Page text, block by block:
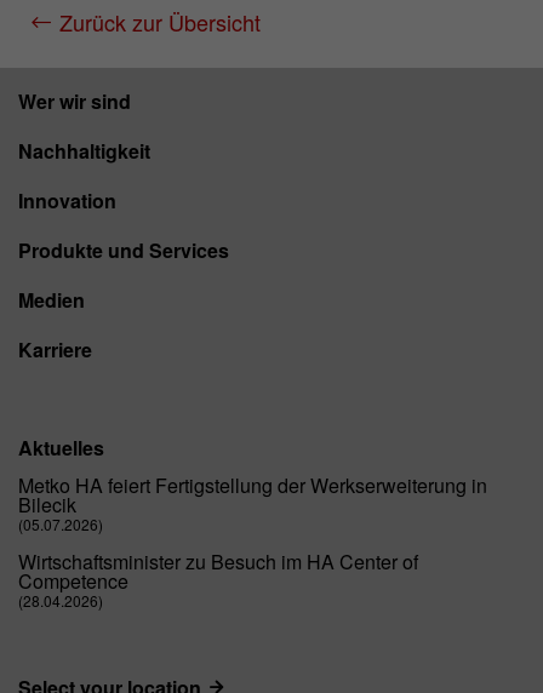
Zurück zur Übersicht
Wer wir sind
Nachhaltigkeit
Innovation
Produkte und Services
Medien
Karriere
Aktuelles
Metko HA feiert Fertigstellung der Werkserweiterung in
Bilecik
(05.07.2026)
Wirtschaftsminister zu Besuch im HA Center of
Competence
(28.04.2026)